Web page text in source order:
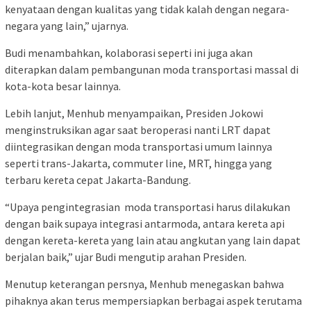
kenyataan dengan kualitas yang tidak kalah dengan negara-
negara yang lain,” ujarnya.
Budi menambahkan, kolaborasi seperti ini juga akan
diterapkan dalam pembangunan moda transportasi massal di
kota-kota besar lainnya.
Lebih lanjut, Menhub menyampaikan, Presiden Jokowi
menginstruksikan agar saat beroperasi nanti LRT dapat
diintegrasikan dengan moda transportasi umum lainnya
seperti trans-Jakarta, commuter line, MRT, hingga yang
terbaru kereta cepat Jakarta-Bandung.
“Upaya pengintegrasian moda transportasi harus dilakukan
dengan baik supaya integrasi antarmoda, antara kereta api
dengan kereta-kereta yang lain atau angkutan yang lain dapat
berjalan baik,” ujar Budi mengutip arahan Presiden.
Menutup keterangan persnya, Menhub menegaskan bahwa
pihaknya akan terus mempersiapkan berbagai aspek terutama